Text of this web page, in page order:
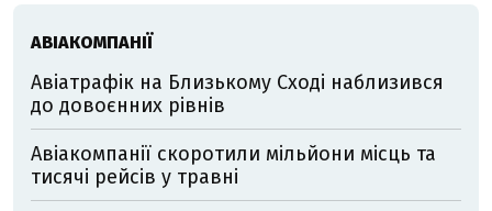
АВІАКОМПАНІЇ
Авіатрафік на Близькому Сході наблизився
до довоєнних рівнів
Авіакомпанії скоротили мільйони місць та
тисячі рейсів у травні